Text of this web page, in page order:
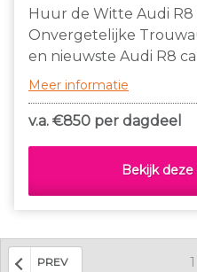
Huur de Witte Audi R8
Onvergetelijke
en nieuwste Audi R8
de leukste prijs!
dak, Stoelverwarming
is voldoende ruimte
kunt de auto de avond
vertrouwd raakt met de
Meer informatie
v.a. €850 per dagdeel
Bekijk
PREV 1